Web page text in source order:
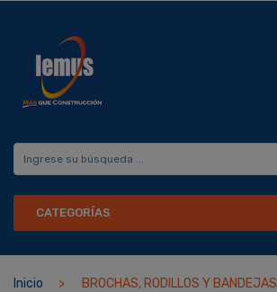
CATEGORÍAS
Inicio BROCHAS, RODILLOS Y BANDEJAS